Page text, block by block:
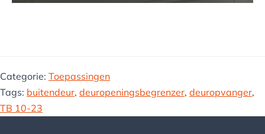
Categorie: Toepassingen
Tags: buitendeur, deuropeningsbegrenzer, deuropvanger,
TB 10-23